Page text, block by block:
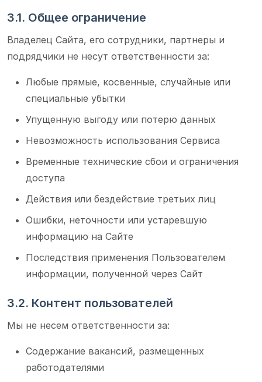
3.1. Общее ограничение
Владелец Сайта, его сотрудники, партнеры и
подрядчики не несут ответственности за:
Любые прямые, косвенные, случайные или
специальные убытки
Упущенную выгоду или потерю данных
Невозможность использования Сервиса
Временные технические сбои и ограничения
доступа
Действия или бездействие третьих лиц
Ошибки, неточности или устаревшую
информацию на Сайте
Последствия применения Пользователем
информации, полученной через Сайт
3.2. Контент пользователей
Мы не несем ответственности за:
Содержание вакансий, размещенных
работодателями